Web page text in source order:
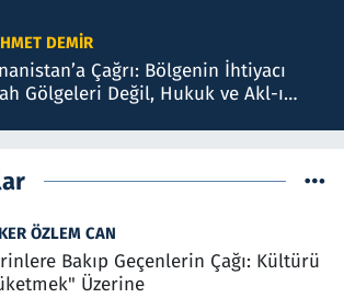
DEMIR
Çağrı: Bölgenin İhtiyacı
Gölgeleri Değil, Hukuk ve Akl-ı
ÖZLEM CAN
Bakıp Geçenlerin Çağı: Kültürü
Üzerine